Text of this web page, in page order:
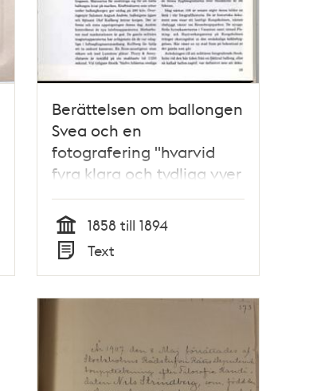
Berättelsen om ballongen
Svea och en
fotografering "hvarvid
fyra klara och tydliga vyer
erhöllos" / Lars
Johannesson
Tid
1858 till 1894
Typ
Text